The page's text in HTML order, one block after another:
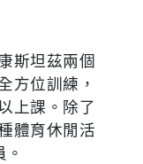
斯坦茲兩個
方位訓練，
上課。除了
體育休閒活